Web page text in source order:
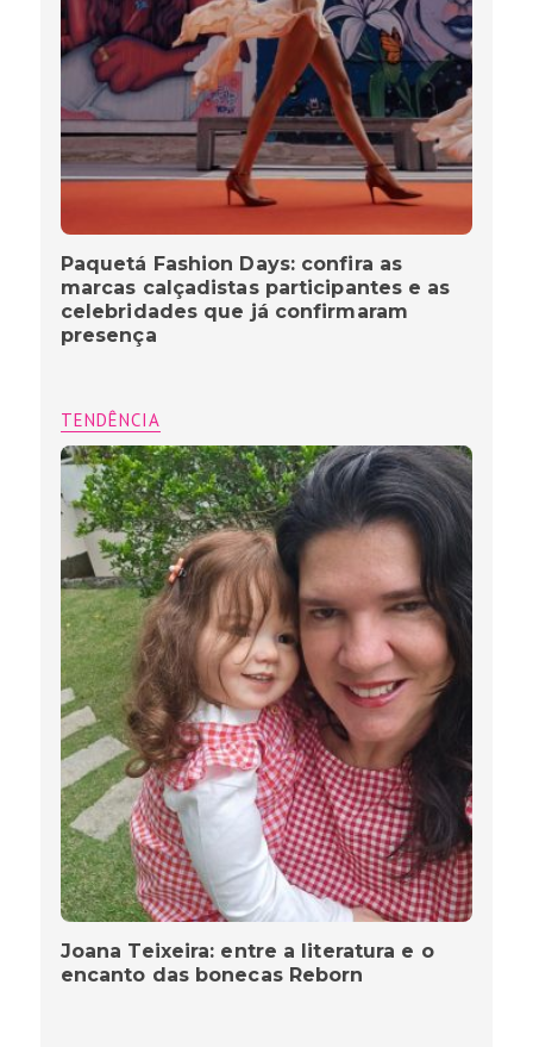
Paquetá Fashion Days: confira as
marcas calçadistas participantes e as
celebridades que já confirmaram
presença
TENDÊNCIA
Joana Teixeira: entre a literatura e o
encanto das bonecas Reborn